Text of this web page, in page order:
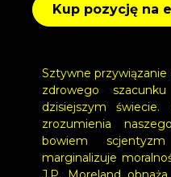
Kup pozycję na
Sztywne
zdrowego
dzisiejszym
zrozumienia
bowiem
marginalizuje